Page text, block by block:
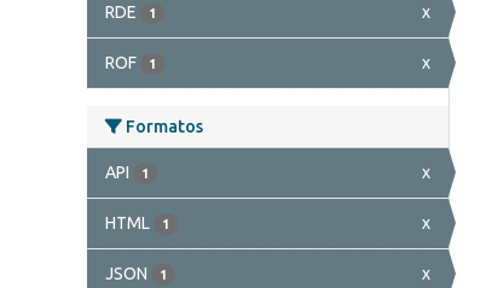
RDE 1 x
ROF 1 x
Formatos
API 1 x
HTML 1 x
JSON 1 x